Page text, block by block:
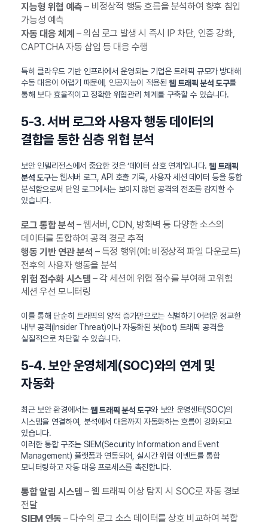
지능형 위협 예측 – 비정상적 행동 흐름을 분석하여 향후 침입
가능성 예측
자동 대응 체계 – 의심 로그 발생 시 즉시 IP 차단, 인증 강화,
CAPTCHA 자동 삽입 등 대응 수행
특히 클라우드 기반 인프라에서 운영되는 기업은 트래픽 규모가 방대해
수동 대응이 어렵기 때문에, 인공지능이 적용된웹 트래픽 분석 도구를
통해 보다 효율적이고 정확한 위협관리 체계를 구축할 수 있습니다.
5-3. 서버 로그와 사용자 행동 데이터의
결합을 통한 심층 위협 분석
보안 인텔리전스에서 중요한 것은 ‘데이터 상호 연계’입니다.웹 트래픽
분석 도구는 웹서버 로그, API 호출 기록, 사용자 세션 데이터 등을 통합
분석함으로써 단일 로그에서는 보이지 않던 공격의 전조를 감지할 수
있습니다.
로그 통합 분석 – 웹서버, CDN, 방화벽 등 다양한 소스의
데이터를 통합하여 공격 경로 추적
행동 기반 연관 분석 – 특정 행위(예: 비정상적 파일 다운로드)
전후의 사용자 행동을 분석
위험 점수화 시스템 – 각 세션에 위협 점수를 부여해 고위험
세션 우선 모니터링
이를 통해 단순히 트래픽의 양적 증가만으로는 식별하기 어려운 정교한
내부 공격(Insider Threat)이나 자동화된 봇(bot) 트래픽 공격을
실질적으로 차단할 수 있습니다.
5-4. 보안 운영체계(SOC)와의 연계 및
자동화
최근 보안 환경에서는웹 트래픽 분석 도구와 보안 운영센터(SOC)의
시스템을 연결하여, 분석에서 대응까지 자동화하는 흐름이 강화되고
있습니다.
이러한 통합 구조는 SIEM(Security Information and Event
Management) 플랫폼과 연동되어, 실시간 위협 이벤트를 통합
모니터링하고 자동 대응 프로세스를 촉진합니다.
통합 알림 시스템 – 웹 트래픽 이상 탐지 시 SOC로 자동 경보
전달
SIEM 연동 – 다수의 로그 소스 데이터를 상호 비교하여 복합